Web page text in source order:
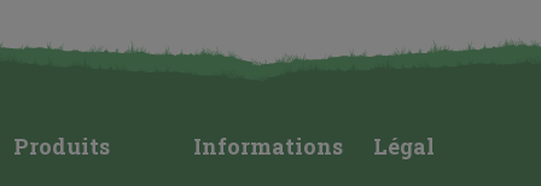
Produits Informations Légal